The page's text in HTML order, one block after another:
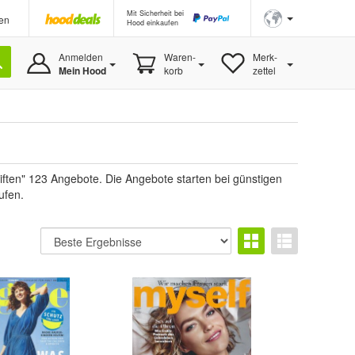
Mit Sicherheit bei
Hood einkaufen
Anmelden
Mein Hood
Waren-
korb
Merk-
zettel
123 Angebote. Die Angebote starten bei günstigen